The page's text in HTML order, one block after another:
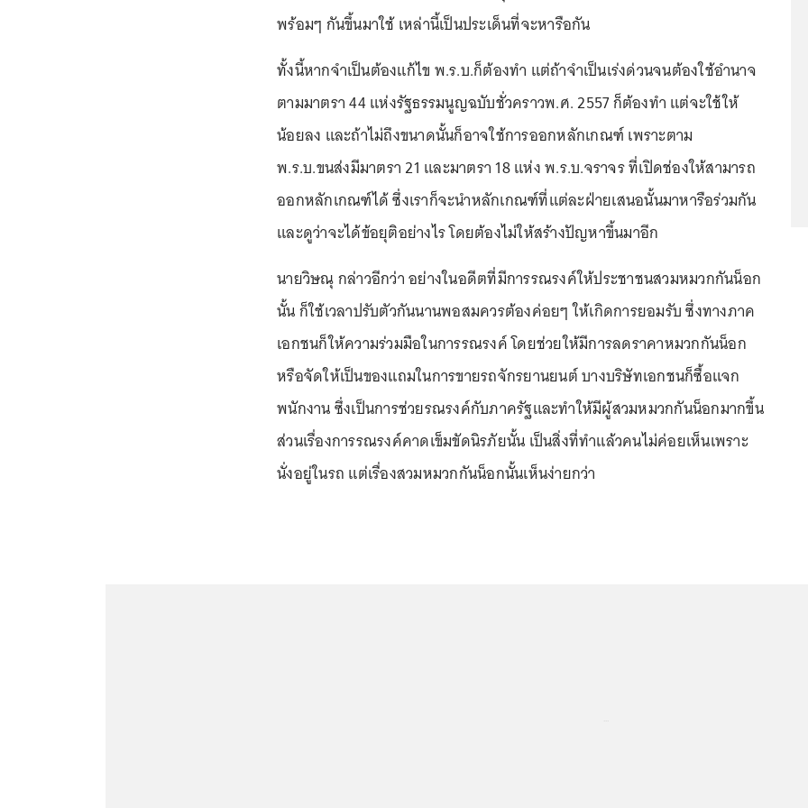
พร้อมๆ กันขึ้นมาใช้ เหล่านี้เป็นประเด็นที่จะหารือกัน
ทั้งนี้หากจำเป็นต้องแก้ไข พ.ร.บ.ก็ต้องทำ แต่ถ้าจำเป็นเร่งด่วนจนต้องใช้อำนาจ
ตามมาตรา 44 แห่งรัฐธรรมนูญฉบับชั่วคราวพ.ศ. 2557 ก็ต้องทำ แต่จะใช้ให้
น้อยลง และถ้าไม่ถึงขนาดนั้นก็อาจใช้การออกหลักเกณฑ์ เพราะตาม
พ.ร.บ.ขนส่งมีมาตรา 21 และมาตรา 18 แห่ง พ.ร.บ.จราจร ที่เปิดช่องให้สามารถ
ออกหลักเกณฑ์ได้ ซึ่งเราก็จะนำหลักเกณฑ์ที่แต่ละฝ่ายเสนอนั้นมาหารือร่วมกัน
และดูว่าจะได้ข้อยุติอย่างไร โดยต้องไม่ให้สร้างปัญหาขึ้นมาอีก
นายวิษณุ กล่าวอีกว่า อย่างในอดีตที่มีการรณรงค์ให้ประชาชนสวมหมวกกันน็อก
นั้น ก็ใช้เวลาปรับตัวกันนานพอสมควรต้องค่อยๆ ให้เกิดการยอมรับ ซึ่งทางภาค
เอกชนก็ให้ความร่วมมือในการรณรงค์ โดยช่วยให้มีการลดราคาหมวกกันน็อก
หรือจัดให้เป็นของแถมในการขายรถจักรยานยนต์ บางบริษัทเอกชนก็ซื้อแจก
พนักงาน ซึ่งเป็นการช่วยรณรงค์กับภาครัฐและทำให้มีผู้สวมหมวกกันน็อกมากขึ้น
ส่วนเรื่องการรณรงค์คาดเข็มขัดนิรภัยนั้น เป็นสิ่งที่ทำแล้วคนไม่ค่อยเห็นเพราะ
นั่งอยู่ในรถ แต่เรื่องสวมหมวกกันน็อกนั้นเห็นง่ายกว่า